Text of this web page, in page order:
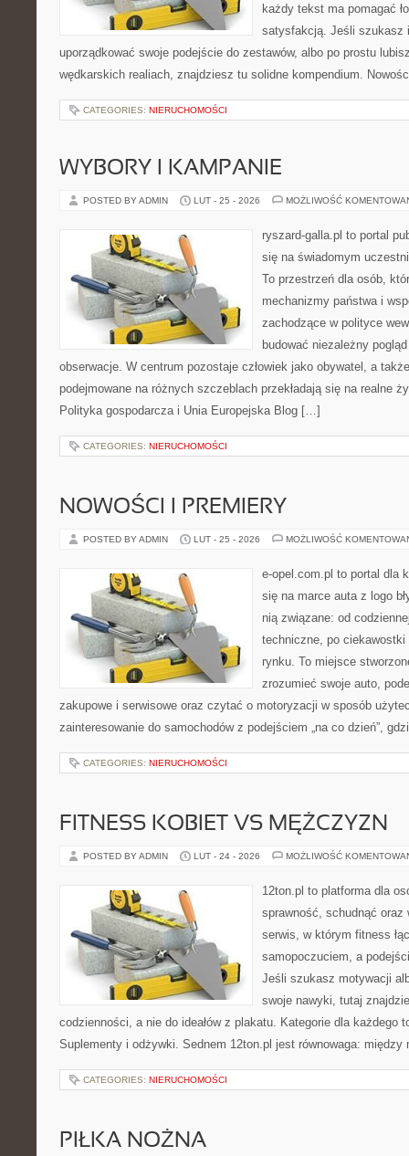
każdy tekst ma pomagać
satysfakcją. Jeśli szukasz
uporządkować swoje podejście do zestawów, albo po prostu
wędkarskich realiach, znajdziesz tu solidne kompendium.
CATEGORIES: NIERUCHOMOŚCI
WYBORY I KAMPANIE
POSTED BY ADMIN LUT - 25 - 2026 MOŻLIWOŚĆ
ryszard-galla.pl to portal
się na świadomym
To przestrzeń dla osób,
mechanizmy państwa i
zachodzące w polityce
budować niezależny
obserwacje. W centrum pozostaje człowiek jako obywatel, a
podejmowane na różnych szczeblach przekładają się na realne
Polityka gospodarcza i Unia Europejska Blog […]
CATEGORIES: NIERUCHOMOŚCI
NOWOŚCI I PREMIERY
POSTED BY ADMIN LUT - 25 - 2026 MOŻLIWOŚĆ
e-opel.com.pl to portal dla
się na marce auta z logo
nią związane: od
techniczne, po
rynku. To miejsce
zrozumieć swoje auto,
zakupowe i serwisowe oraz czytać o motoryzacji w sposób
zainteresowanie do samochodów z podejściem „na co dzień”,
CATEGORIES: NIERUCHOMOŚCI
FITNESS KOBIET VS MĘŻCZYZN
POSTED BY ADMIN LUT - 24 - 2026 MOŻLIWOŚĆ
12ton.pl to platforma dla
sprawność, schudnąć
serwis, w którym fitness
samopoczuciem, a
Jeśli szukasz motywacji
swoje nawyki, tutaj
codzienności, a nie do ideałów z plakatu. Kategorie dla każdego
Suplementy i odżywki. Sednem 12ton.pl jest równowaga:
CATEGORIES: NIERUCHOMOŚCI
PIŁKA NOŻNA